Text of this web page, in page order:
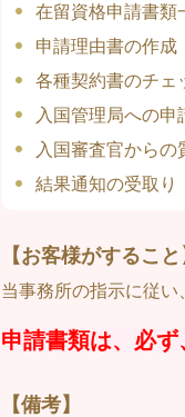
在留資格申請書類
申請理由書の作成
各種契約書のチェ
入国管理局への申
入国審査官から
結果通知の受取り
【お客様がすること
当事務所の指示に従い
申請書類は、必ず
【備考】